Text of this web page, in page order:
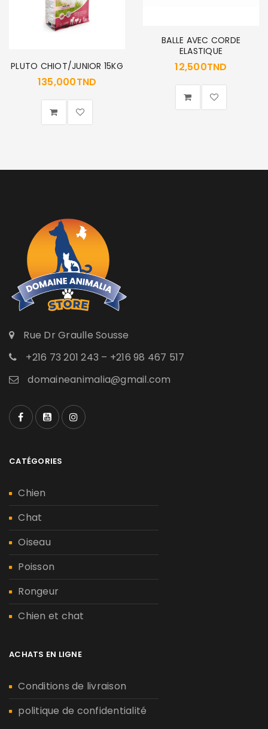
PLUTO CHIOT/JUNIOR 15KG
135,000TND
BALLE AVEC CORDE
ELASTIQUE
12,500TND
Rue Dr Graulle Sousse
+216 73 201 243 – +216 98 467 517
domaineanimalia@gmail.com
CATÉGORIES
Chien
Chat
Oiseau
Poisson
Rongeur
Chien et chat
ACHATS EN LIGNE
Conditions de livraison
politique de confidentialité